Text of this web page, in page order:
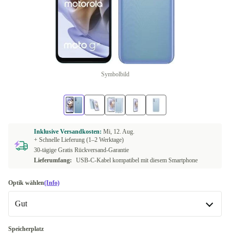
Symbolbild
Inklusive Versandkosten: Mi, 12. Aug.
+ Schnelle Lieferung (1–2 Werktage)
30-tägige Gratis Rückversand-Garantie
Lieferumfang:
USB-C-Kabel kompatibel mit diesem Smartphone
Optik wählen(Info)
Gut
Gut
Speicherplatz